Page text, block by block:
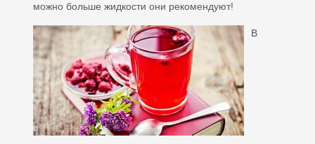
можно больше жидкости они рекомендуют!
В